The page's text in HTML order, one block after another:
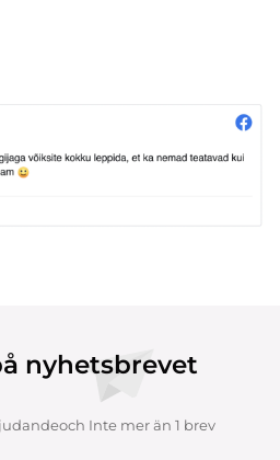
nyhetsbrevet
Inte mer än 1 brev